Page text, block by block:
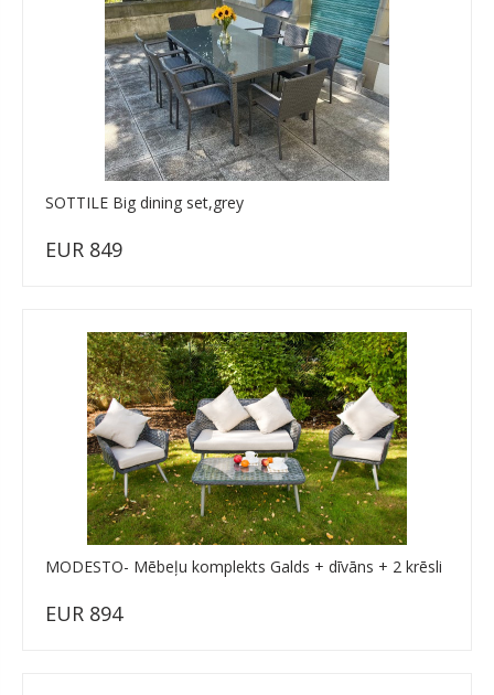
SOTTILE Big dining set,grey
EUR 849
MODESTO- Mēbeļu komplekts Galds + dīvāns + 2 krēsli
EUR 894